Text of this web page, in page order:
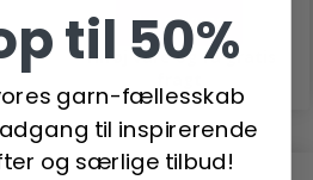
Læg i kurv
Tilføj vare og få gratis
til 50%
garn-fællesskab
til inspirerende
og særlige tilbud!